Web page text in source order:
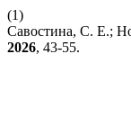
(1)
Савостина, С. Е.;
2026, 43-55.